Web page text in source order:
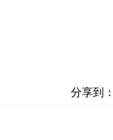
分享到：